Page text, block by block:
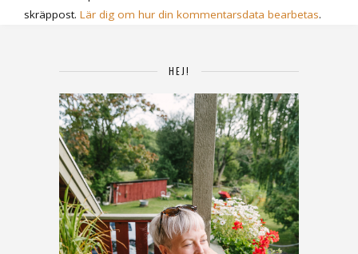
skräppost. Lär dig om hur din kommentarsdata bearbetas.
HEJ!